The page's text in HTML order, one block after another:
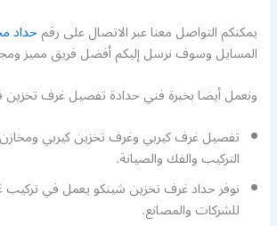
يمكنكم التواصل معنا عبر الاتصال على رقمحداد
المسايل وسوف نرسل إليكم أفضل فريق مميز
ونعمل أيضا بخبرة فني حدادة تفصيل غرف
تفصيل غرف كيربي وغرف تخزين كيربي
التركيب والفك والصيانة.
نوفر حداد غرف تخزين شينكو يعمل في
للشركات والمصانع.